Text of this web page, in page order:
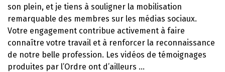
son plein, et je tiens à souligner la mobilisation
remarquable des membres sur les médias sociaux.
Votre engagement contribue activement à faire
connaître votre travail et à renforcer la reconnaissance
de notre belle profession. Les vidéos de témoignages
produites par l’Ordre ont d’ailleurs ...